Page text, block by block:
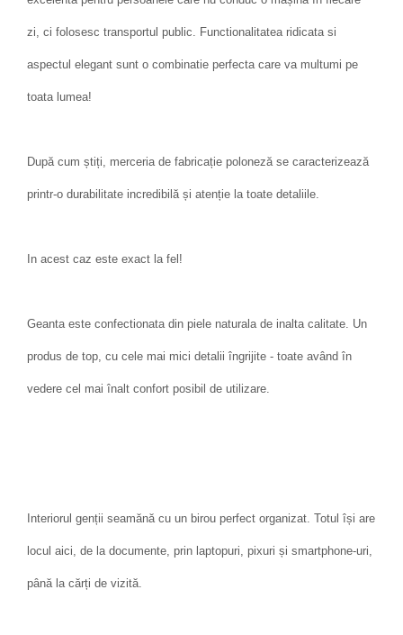
zi, ci folosesc transportul public. Functionalitatea ridicata si
aspectul elegant sunt o combinatie perfecta care va multumi pe
toata lumea!
După cum știți, merceria de fabricație poloneză se caracterizează
printr-o durabilitate incredibilă și atenție la toate detaliile.
In acest caz este exact la fel!
Geanta este confectionata din piele naturala de inalta calitate. Un
produs de top, cu cele mai mici detalii îngrijite - toate având în
vedere cel mai înalt confort posibil de utilizare.
Interiorul genții seamănă cu un birou perfect organizat. Totul își are
locul aici, de la documente, prin laptopuri, pixuri și smartphone-uri,
până la cărți de vizită.